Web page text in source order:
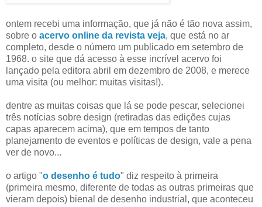
ontem recebi uma informação, que já não é tão nova assim,
sobre o acervo online da revista veja, que está no ar
completo, desde o número um publicado em setembro de
1968. o site que dá acesso à esse incrível acervo foi
lançado pela editora abril em dezembro de 2008, e merece
uma visita (ou melhor: muitas visitas!).
dentre as muitas coisas que lá se pode pescar, selecionei
três notícias sobre design (retiradas das edições cujas
capas aparecem acima), que em tempos de tanto
planejamento de eventos e políticas de design, vale a pena
ver de novo...
o artigo "o desenho é tudo" diz respeito à primeira
(primeira mesmo, diferente de todas as outras primeiras que
vieram depois) bienal de desenho industrial, que aconteceu